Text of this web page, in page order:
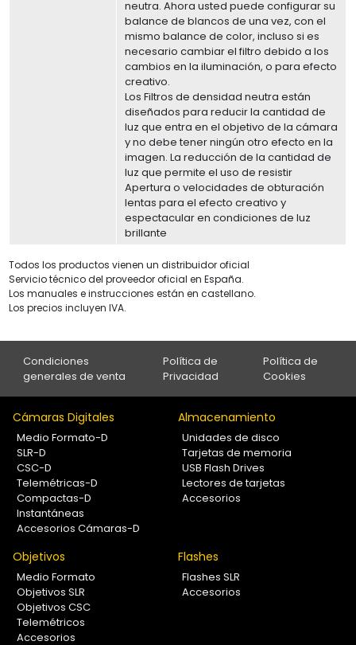
neutra. Ahora usted puede configurar su
balance de blancos de una vez, con el
mismo balance de color, incluso si es
necesario cambiar el filtro debido a los
cambios en la iluminación, o para efecto
creativo.
Los Filtros de densidad neutra están
diseñados para reducir la cantidad de
luz que entra en el objetivo de la cámara
y no debe tener ningún otro efecto en la
imagen. La reducción de la cantidad de
luz que permite el uso de resistir
Apertura o velocidades de obturación
lentas para el efecto creativo y
espectacular en condiciones de luz
brillante
Todos los productos vienen un distribuidor oficial
Servicio técnico del proveedor oficial en España.
Los manuales e instrucciones están en castellano.
Los precios incluyen IVA.
Condiciones
generales de venta
Política de
Privacidad
Política de
Cookies
Cámaras Digitales
Medio Formato-D
SLR-D
CSC-D
Telemétricas-D
Compactas-D
Instantáneas
Accesorios Cámaras-D
Almacenamiento
Unidades de disco
Tarjetas de memoria
USB Flash Drives
Lectores de tarjetas
Accesorios
Objetivos
Medio Formato
Objetivos SLR
Objetivos CSC
Telemétricos
Accesorios
Flashes
Flashes SLR
Accesorios